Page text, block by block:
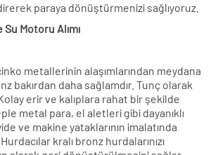
paraya dönüştürmenizi sağlıyoruz.
Motoru Alımı
metallerinin alaşımlarından meydana
bakırdan daha sağlamdır. Tunç olarak
erir ve kalıplara rahat bir şekilde
metal para, el aletleri gibi dayanıklı
ve makine yataklarının imalatında
kralı bronz hurdalarınızı